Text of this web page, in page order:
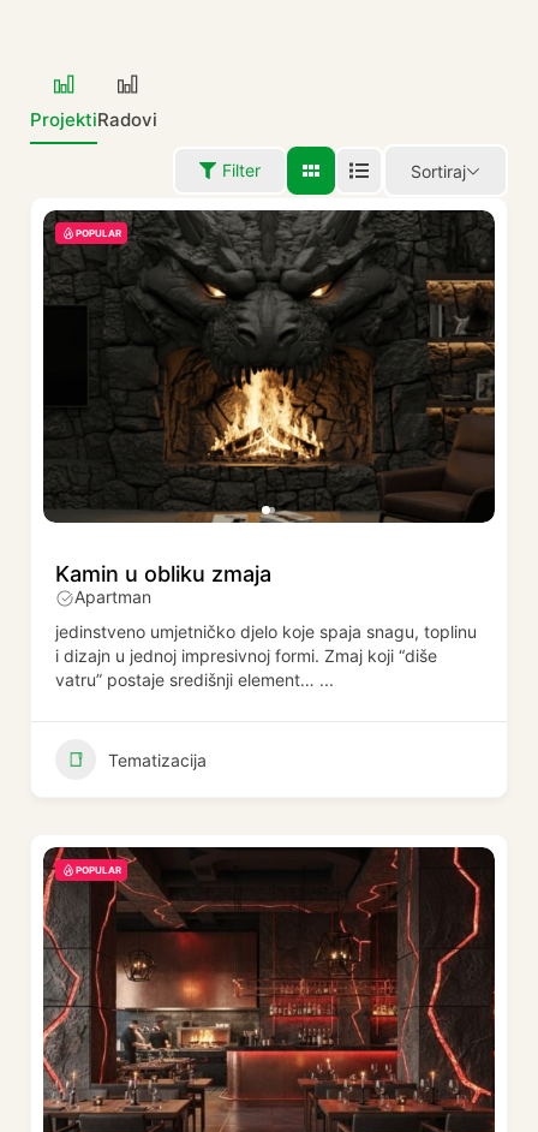
ProjektiRadovi
Filter Sortiraj
POPULAR
Kamin u obliku zmaja
Apartman
jedinstveno umjetničko djelo koje spaja snagu, toplinu
i dizajn u jednoj impresivnoj formi. Zmaj koji “diše
vatru” postaje središnji element… ...
Tematizacija
POPULAR